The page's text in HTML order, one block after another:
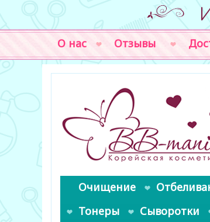
О нас Отзывы
Очищение
Тонеры
Сыворотки